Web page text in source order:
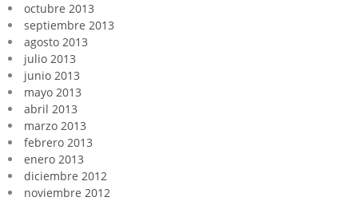
octubre 2013
septiembre 2013
agosto 2013
julio 2013
junio 2013
mayo 2013
abril 2013
marzo 2013
febrero 2013
enero 2013
diciembre 2012
noviembre 2012